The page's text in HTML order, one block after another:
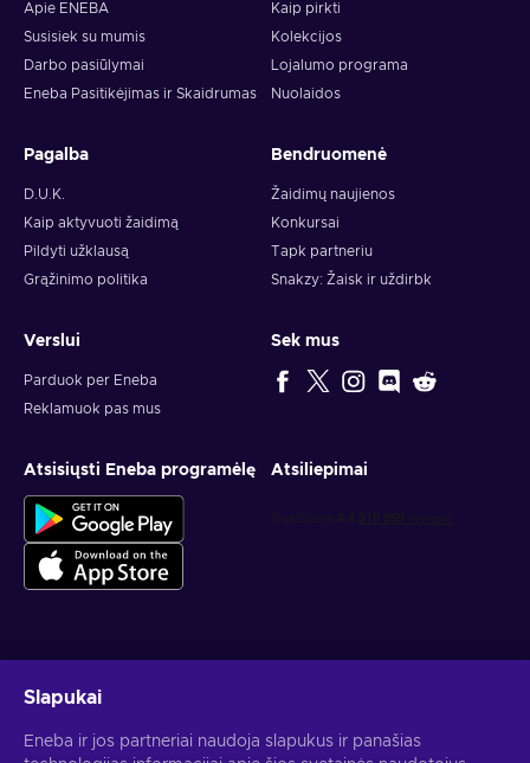
Apie ENEBA
Susisiek su mumis
Darbo pasiūlymai
Eneba Pasitikėjimas ir Skaidrumas
Kaip pirkti
Kolekcijos
Lojalumo programa
Nuolaidos
Pagalba
D.U.K.
Kaip aktyvuoti žaidimą
Pildyti užklausą
Grąžinimo politika
Bendruomenė
Žaidimų naujienos
Konkursai
Tapk partneriu
Snakzy: Žaisk ir uždirbk
Verslui
Parduok per Eneba
Reklamuok pas mus
Sek mus
Atsisiųsti Eneba programėlę Atsiliepimai
Slapukai
Eneba ir jos partneriai naudoja slapukus ir panašias